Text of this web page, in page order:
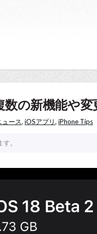
数の新機能や
ュース,iOSアプリ,iPhone Tips
。